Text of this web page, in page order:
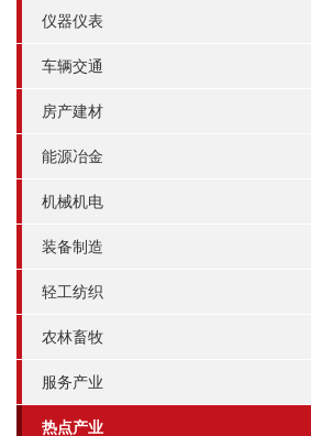
仪器仪表
车辆交通
房产建材
能源冶金
机械机电
装备制造
轻工纺织
农林畜牧
服务产业
热点产业